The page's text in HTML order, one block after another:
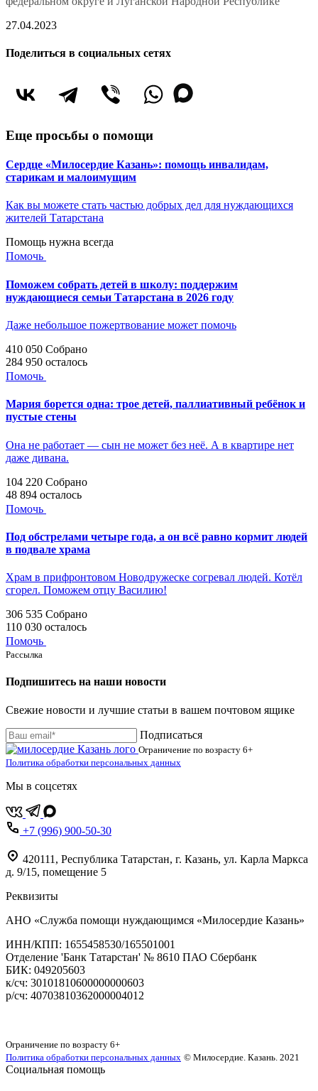
27.04.2023
Поделиться в социальных сетях
Еще просьбы о помощи
Сердце «Милосердие Казань»: помощь инвалидам,
старикам и малоимущим
Как вы можете стать частью добрых дел для нуждающихся
жителей Татарстана
Помощь нужна всегда
Помочь
Поможем собрать детей в школу: поддержим
нуждающиеся семьи Татарстана в 2026 году
Даже небольшое пожертвование может помочь
410 050 Собрано
284 950 осталось
Помочь
Мария борется одна: трое детей, паллиативный ребёнок и
пустые стены
Она не работает — сын не может без неё. А в квартире нет
даже дивана.
104 220 Собрано
48 894 осталось
Помочь
Под обстрелами четыре года, а он всё равно кормит людей
в подвале храма
Храм в прифронтовом Новодружеске согревал людей. Котёл
сгорел. Поможем отцу Василию!
306 535 Собрано
110 030 осталось
Помочь
Рассылка
Подпишитесь на наши новости
Свежие новости и лучшие статьи в вашем почтовом ящике
Подписаться
Ограничение по возрасту 6+
Политика обработки персональных данных
Мы в соцсетях
+7 (996) 900-50-30
420111 , Республика Татарстан, г. Казань, ул. Карла Маркса
д. 9/15, помещение 5
Реквизиты
АНО «Служба помощи нуждающимся «Милосердие Казань»
‌ИНН/КПП: 1655458530/165501001
Отделение 'Банк Татарстан' № 8610 ПАО Сбербанк
БИК: 049205603
‌к/сч: 30101810600000000603
р/сч: 40703810362000004012
Ограничение по возрасту 6+
Политика обработки персональных данных © Милосердие. Казань. 2021
Социальная помощь